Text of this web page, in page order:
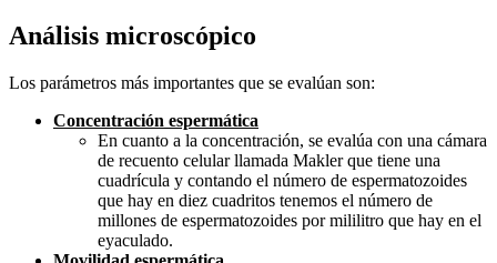
Análisis microscópico
Los parámetros más importantes que se evalúan son:
Concentración espermática
En cuanto a la concentración, se evalúa con una cámara
de recuento celular llamada Makler que tiene una
cuadrícula y contando el número de espermatozoides
que hay en diez cuadritos tenemos el número de
millones de espermatozoides por mililitro que hay en el
eyaculado.